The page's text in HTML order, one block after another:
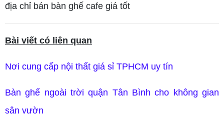
địa chỉ bán bàn ghế cafe giá tốt
Bài viết có liên quan
Nơi cung cấp nội thất giá sỉ TPHCM uy tín
Bàn ghế ngoài trời quận Tân Bình cho không gian
sân vườn